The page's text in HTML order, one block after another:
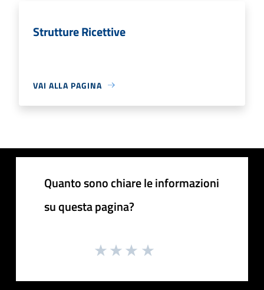
Strutture Ricettive
VAI ALLA PAGINA
Quanto sono chiare le informazioni
su questa pagina?